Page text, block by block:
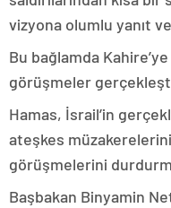
vizyona olumlu yanıt
Bu bağlamda
görüşmeler
Hamas, İsrail’in
ateşkes
görüşmelerini
Başbakan Binyamin